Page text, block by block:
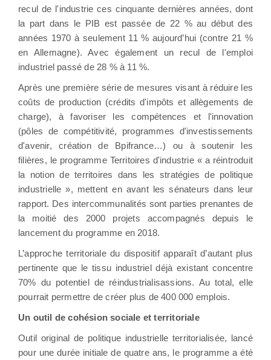
recul de l'industrie ces cinquante dernières années, dont
la part dans le PIB est passée de 22 % au début des
années 1970 à seulement 11 % aujourd’hui (contre 21 %
en Allemagne). Avec également un recul de l'emploi
industriel passé de 28 % à 11 %.
Après une première série de mesures visant à réduire les
coûts de production (crédits d'impôts et allègements de
charge), à favoriser les compétences et l'innovation
(pôles de compétitivité, programmes d'investissements
d'avenir, création de Bpifrance…) ou à soutenir les
filières, le programme Territoires d'industrie « a réintroduit
la notion de territoires dans les stratégies de politique
industrielle », mettent en avant les sénateurs dans leur
rapport. Des intercommunalités sont parties prenantes de
la moitié des 2000 projets accompagnés depuis le
lancement du programme en 2018.
L’approche territoriale du dispositif apparaît d’autant plus
pertinente que le tissu industriel déjà existant concentre
70% du potentiel de réindustrialisassions. Au total, elle
pourrait permettre de créer plus de 400 000 emplois.
Un outil de cohésion sociale et territoriale
Outil original de politique industrielle territorialisée, lancé
pour une durée initiale de quatre ans, le programme a été